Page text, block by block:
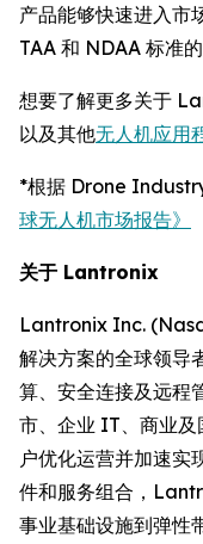
产品能够快速进入市
TAA 和 NDAA 标准
想要了解更多关于
以及其他无人机应用
*根据 Drone
球无人机市场报告》
关于 Lantronix
Lantronix Inc.
解决方案的全球领导
算、安全连接及远程
市、企业 IT、商业及
户优化运营并加速实
件和服务组合，
事业基础设施到弹性